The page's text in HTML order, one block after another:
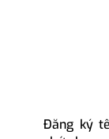
Đăng ký